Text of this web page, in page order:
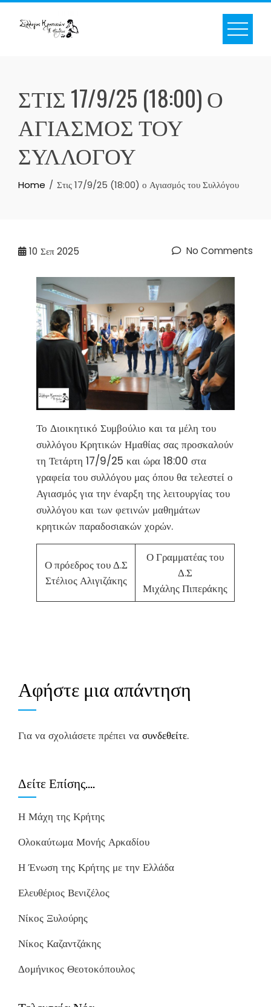
ΣΤΙΣ 17/9/25 (18:00) Ο
ΑΓΙΑΣΜΌΣ ΤΟΥ
ΣΥΛΛΌΓΟΥ
Home Στις 17/9/25 (18:00) ο Αγιασμός του Συλλόγου
10 Σεπ 2025 No Comments
Το Διοικητικό Συμβούλιο και τα μέλη του
συλλόγου Κρητικών Ημαθίας σας προσκαλούν
τη Τετάρτη 17/9/25 και ώρα 18:00 στα
γραφεία του συλλόγου μας όπου θα τελεστεί ο
Αγιασμός για την έναρξη της λειτουργίας του
συλλόγου και των φετινών μαθημάτων
κρητικών παραδοσιακών χορών.
Ο πρόεδρος του Δ.Σ
Στέλιος Αλιγιζάκης
Ο Γραμματέας του
Δ.Σ
Μιχάλης Πιπεράκης
Αφήστε μια απάντηση
Για να σχολιάσετε πρέπει να συνδεθείτε.
Δείτε Επίσης….
Η Μάχη της Κρήτης
Ολοκαύτωμα Μονής Αρκαδίου
Η Ένωση της Κρήτης με την Ελλάδα
Ελευθέριος Βενιζέλος
Νίκος Ξυλούρης
Νίκος Καζαντζάκης
Δομήνικος Θεοτοκόπουλος